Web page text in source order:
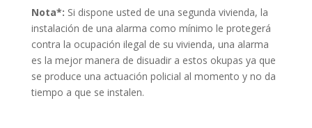
Nota*: Si dispone usted de una segunda vivienda, la
instalación de una alarma como mínimo le protegerá
contra la ocupación ilegal de su vivienda, una alarma
es la mejor manera de disuadir a estos okupas ya que
se produce una actuación policial al momento y no da
tiempo a que se instalen.